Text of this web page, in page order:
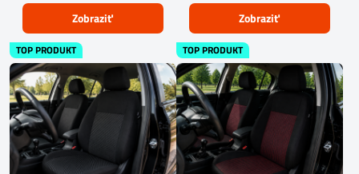
Zobraziť Zobraziť
TOP PRODUKT TOP PRODUKT